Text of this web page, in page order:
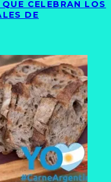
CELEBRAN LOS
DE